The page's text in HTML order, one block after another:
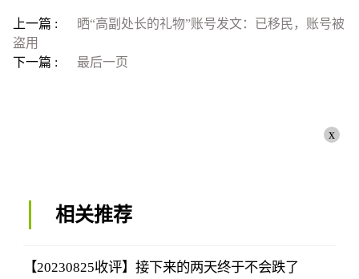
上一篇 :
晒“高副处长的礼物”账号发文：已移民，账号被
盗用
下一篇 :
最后一页
x
相关推荐
【20230825收评】接下来的两天终于不会跌了